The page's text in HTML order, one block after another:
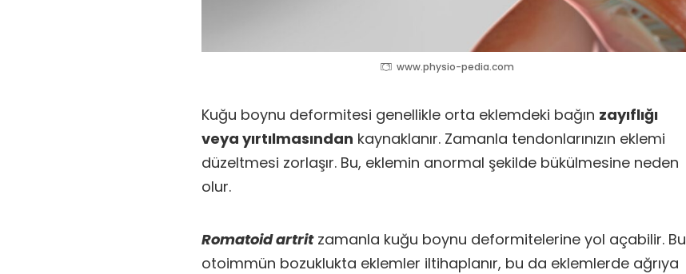
www.physio-pedia.com
Kuğu boynu deformitesi genellikle orta eklemdeki bağın zayıflığı
veya yırtılmasından kaynaklanır. Zamanla tendonlarınızın eklemi
düzeltmesi zorlaşır. Bu, eklemin anormal şekilde bükülmesine neden
olur.
Romatoid artritzamanla kuğu boynu deformitelerine yol açabilir. Bu
otoimmün bozuklukta eklemler iltihaplanır, bu da eklemlerde ağrıya